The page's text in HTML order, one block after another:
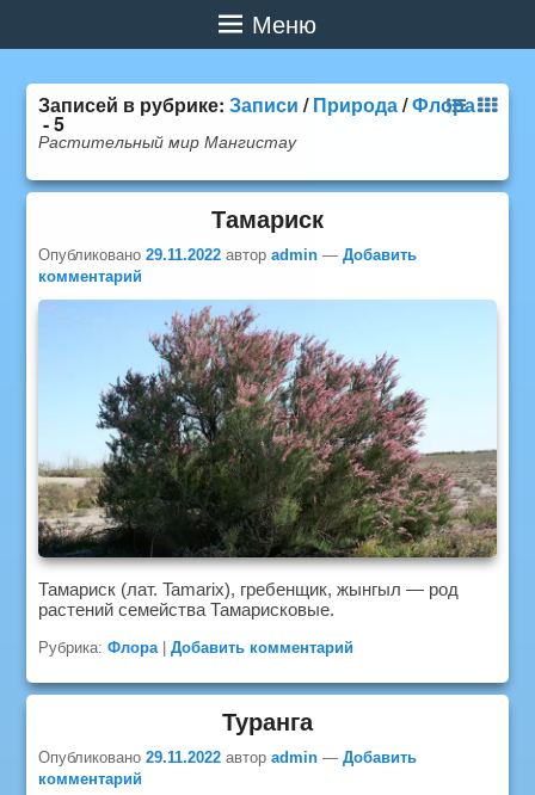
Меню
Записей в рубрике:Записи /Природа/Флора
- 5
Растительный мир Мангистау
Тамариск
Опубликовано29.11.2022 авторadmin —Добавить
комментарий
Тамариск (лат. Tamarix), гребенщик, жынгыл — род
растений семейства Тамарисковые.
Рубрика: Флора |Добавить комментарий
Туранга
Опубликовано29.11.2022 авторadmin —Добавить
комментарий